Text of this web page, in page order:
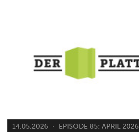
14.05.2026 EPISODE 85: APRIL 2026